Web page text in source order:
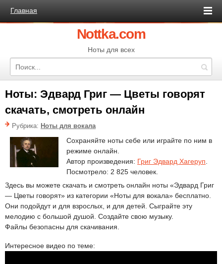
Главная
Nottka.com
Ноты для всех
Ноты: Эдвард Григ — Цветы говорят
скачать, смотреть онлайн
Рубрика: Ноты для вокала
Сохраняйте ноты себе или играйте по ним в
режиме онлайн.
Автор произведения: Григ Эдвард Хагеруп
Посмотрело: 2 825 человек.
Здесь вы можете скачать и смотреть онлайн ноты «Эдвард Григ
— Цветы говорят» из категории «Ноты для вокала» бесплатно.
Они подойдут и для взрослых, и для детей. Сыграйте эту
мелодию с большой душой. Создайте свою музыку.
Файлы безопасны для скачивания.
Интересное видео по теме: